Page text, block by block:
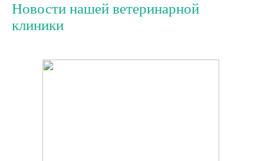
Новости нашей ветеринарной
клиники